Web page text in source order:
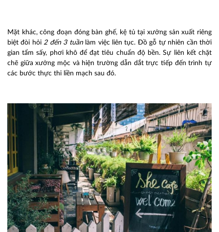
Mặt khác, công đoạn đóng bàn ghế, kệ tủ tại xưởng sản xuất riêng
biệt đòi hỏi2 đến 3 tuầnlàm việc liên tục. Đồ gỗ tự nhiên cần thời
gian tẩm sấy, phơi khô để đạt tiêu chuẩn độ bền. Sự liên kết chặt
chẽ giữa xưởng mộc và hiện trường dẫn dắt trực tiếp đến trình tự
các bước thực thi liền mạch sau đó.